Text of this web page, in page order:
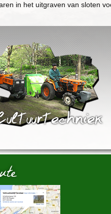
in het uitgraven van sloten